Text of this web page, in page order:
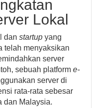
Lokal
danstartup yang
telah menyaksikan
server
sebuah platforme-
server di
rata-rata sebesar
dan Malaysia.